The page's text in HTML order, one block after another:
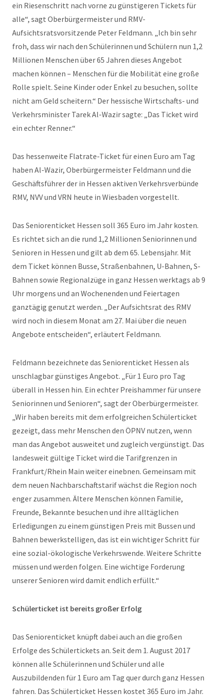
ein Riesenschritt nach vorne zu günstigeren Tickets für
alle“, sagt Oberbürgermeister und RMV-
Aufsichtsratsvorsitzende Peter Feldmann. „Ich bin sehr
froh, dass wir nach den Schülerinnen und Schülern nun 1,2
Millionen Menschen über 65 Jahren dieses Angebot
machen können – Menschen für die Mobilität eine große
Rolle spielt. Seine Kinder oder Enkel zu besuchen, sollte
nicht am Geld scheitern.“ Der hessische Wirtschafts- und
Verkehrsminister Tarek Al-Wazir sagte: „Das Ticket wird
ein echter Renner.“
Das hessenweite Flatrate-Ticket für einen Euro am Tag
haben Al-Wazir, Oberbürgermeister Feldmann und die
Geschäftsführer der in Hessen aktiven Verkehrsverbünde
RMV, NVV und VRN heute in Wiesbaden vorgestellt.
Das Seniorenticket Hessen soll 365 Euro im Jahr kosten.
Es richtet sich an die rund 1,2 Millionen Seniorinnen und
Senioren in Hessen und gilt ab dem 65. Lebensjahr. Mit
dem Ticket können Busse, Straßenbahnen, U-Bahnen, S-
Bahnen sowie Regionalzüge in ganz Hessen werktags ab 9
Uhr morgens und an Wochenenden und Feiertagen
ganztägig genutzt werden. „Der Aufsichtsrat des RMV
wird noch in diesem Monat am 27. Mai über die neuen
Angebote entscheiden“, erläutert Feldmann.
Feldmann bezeichnete das Seniorenticket Hessen als
unschlagbar günstiges Angebot. „Für 1 Euro pro Tag
überall in Hessen hin. Ein echter Preishammer für unsere
Seniorinnen und Senioren“, sagt der Oberbürgermeister.
„Wir haben bereits mit dem erfolgreichen Schülerticket
gezeigt, dass mehr Menschen den ÖPNV nutzen, wenn
man das Angebot ausweitet und zugleich vergünstigt. Das
landesweit gültige Ticket wird die Tarifgrenzen in
Frankfurt/Rhein Main weiter einebnen. Gemeinsam mit
dem neuen Nachbarschaftstarif wächst die Region noch
enger zusammen. Ältere Menschen können Familie,
Freunde, Bekannte besuchen und ihre alltäglichen
Erledigungen zu einem günstigen Preis mit Bussen und
Bahnen bewerkstelligen, das ist ein wichtiger Schritt für
eine sozial-ökologische Verkehrswende. Weitere Schritte
müssen und werden folgen. Eine wichtige Forderung
unserer Senioren wird damit endlich erfüllt.“
Schülerticket ist bereits großer Erfolg
Das Seniorenticket knüpft dabei auch an die großen
Erfolge des Schülertickets an. Seit dem 1. August 2017
können alle Schülerinnen und Schüler und alle
Auszubildenden für 1 Euro am Tag quer durch ganz Hessen
fahren. Das Schülerticket Hessen kostet 365 Euro im Jahr.